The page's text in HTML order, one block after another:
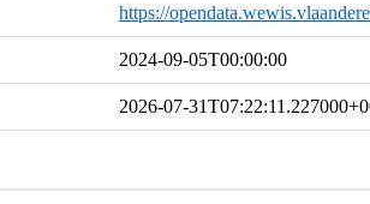
https://
2024-09-05T00:00:00
2026-07-